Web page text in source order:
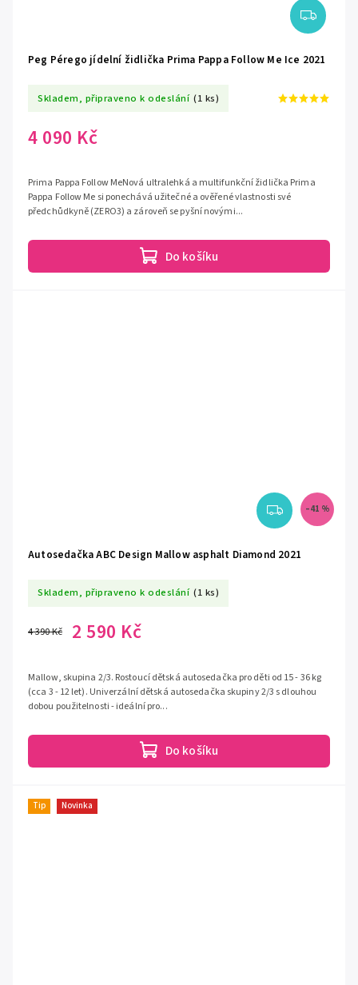
Peg Pérego jídelní židlička Prima Pappa Follow Me Ice 2021
Skladem, připraveno k odeslání (1 ks)
4 090 Kč
Do košíku
Prima Pappa Follow MeNová ultralehká a multifunkční židlička Prima
Pappa Follow Me si ponechává užitečné a ověřené vlastnosti své
předchůdkyně (ZERO3) a zároveň se pyšní novými...
–41 %
Autosedačka ABC Design Mallow asphalt Diamond 2021
Skladem, připraveno k odeslání (1 ks)
4 390 Kč 2 590 Kč
Do košíku
Mallow, skupina 2/3. Rostoucí dětská autosedačka pro děti od 15 - 36 kg
(cca 3 - 12 let). Univerzální dětská autosedačka skupiny 2/3 s dlouhou
dobou použitelnosti - ideální pro...
Tip Novinka